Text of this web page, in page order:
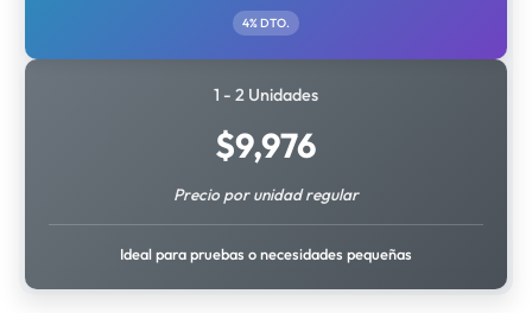
4% DTO.
1 - 2 Unidades
$9,976
Precio por unidad regular
Ideal para pruebas o necesidades pequeñas